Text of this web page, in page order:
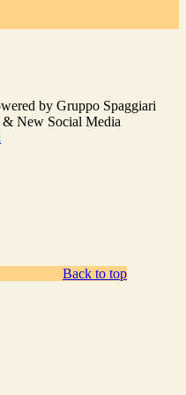
by Gruppo Spaggiari
New Social Media
Back to top